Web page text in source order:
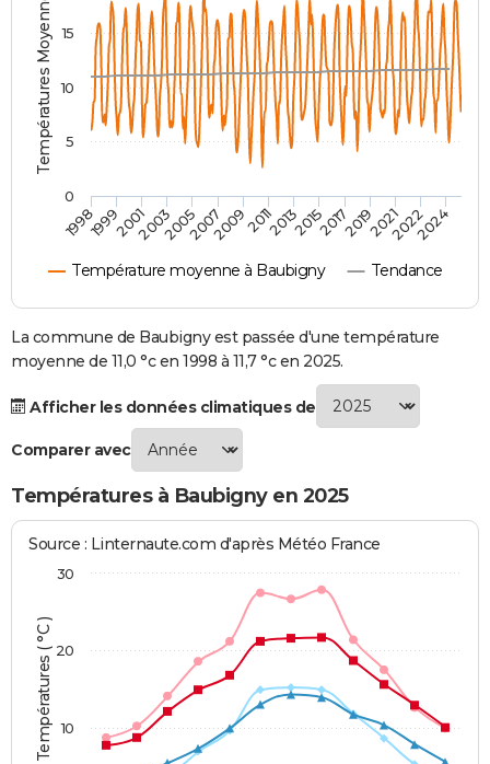
Destinations
City break
Voyage nature
Voyage de noces
Forum
Climat
PHOTO
GUIDES D'ACHAT
BONS PLANS
CARTE DE VOEUX
Carte de Noël
Carte Bonne année
Carte Saint-Valentin
Carte Pâques
Carte d'anniversaire
DICTIONNAIRE
S'inscrire
Se connecter
Lycées
Collèges
Primaires
Universités
Entreprises
Service militaire
Avis de recherche
AVIS DE DÉCÈS
Températures Moyennes ( °C )
Température moyenne à Baubigny Tendance
199819992001200320052007200920112013201520172019202120222024
0
5
10
15
La commune de Baubigny est passée d'une température
moyenne de 11,0 °c en 1998 à 11,7 °c en 2025.
Afficher les données climatiques de
Comparer avec
Températures à Baubigny en 2025
Températures ( °C )
Source : Linternaute.com d'après Météo France
10
20
30